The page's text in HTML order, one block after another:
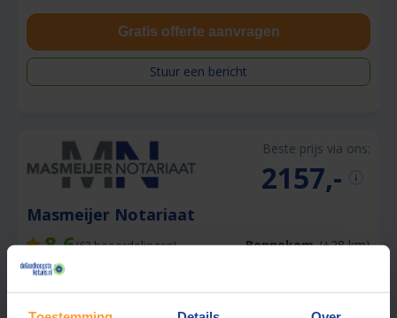
Gratis offerte aanvragen
Stuur een bericht
Beste prijs via ons:
2157,-
Masmeijer Notariaat
8,6(62beoordelingen) Bennekom (+28 km)
Offerte gemiddeld binnen 1 werkdag
Gratis parkeren op eigen terrein